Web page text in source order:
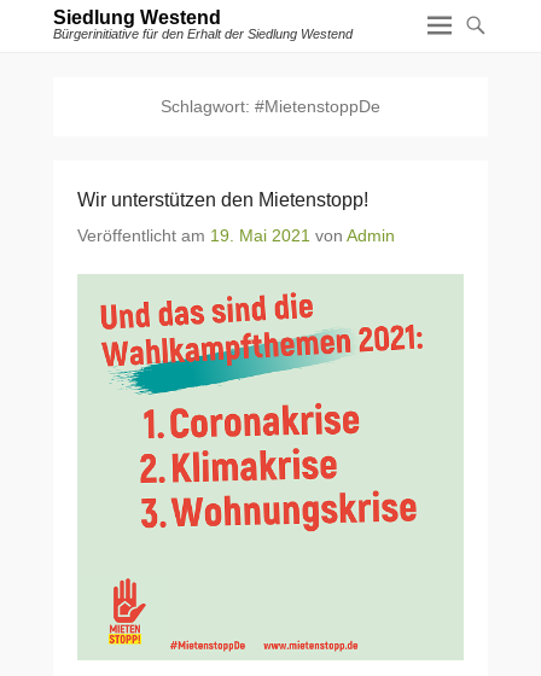
Siedlung Westend
Bürgerinitiative für den Erhalt der Siedlung Westend
Schlagwort: #MietenstoppDe
Wir unterstützen den Mietenstopp!
Veröffentlicht am 19. Mai 2021 von Admin